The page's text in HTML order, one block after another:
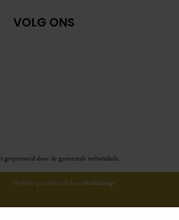
VOLG ONS
door de genoemde webwinkels.
Website gerealiseerd door MediaSoep